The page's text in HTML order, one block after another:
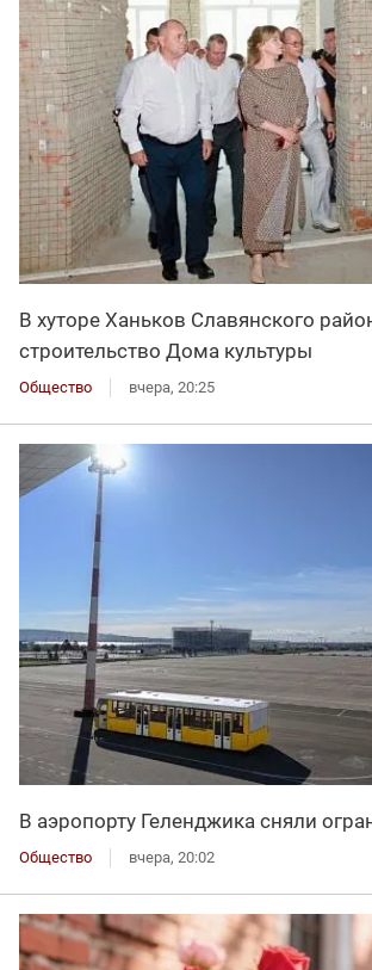
В хуторе Ханьков Славянского
строительство Дома культуры
Общество вчера, 20:25
В аэропорту Геленджика сняли
Общество вчера, 20:02